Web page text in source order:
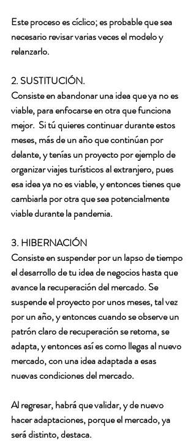
Este proceso es cíclico; es probable que sea
necesario revisar varias veces el modelo y
relanzarlo.
2. SUSTITUCIÓN.
Consiste en abandonar una idea que ya no es
viable, para enfocarse en otra que funciona
mejor.  Si tú quieres continuar durante estos
meses, más de un año que continúan por
delante, y tenías un proyecto por ejemplo de
organizar viajes turísticos al extranjero, pues
esa idea ya no es viable, y entonces tienes que
cambiarla por otra que sea potencialmente
viable durante la pandemia.
3. HIBERNACIÓN
Consiste en suspender por un lapso de tiempo
el desarrollo de tu idea de negocios hasta que
avance la recuperación del mercado. Se
suspende el proyecto por unos meses, tal vez
por un año, y entonces cuando se observe un
patrón claro de recuperación se retoma, se
adapta, y entonces así es como llegas al nuevo
mercado, con una idea adaptada a esas
nuevas condiciones del mercado.
Al regresar, habrá que validar, y de nuevo
hacer adaptaciones, porque el mercado, ya
será distinto, destaca.